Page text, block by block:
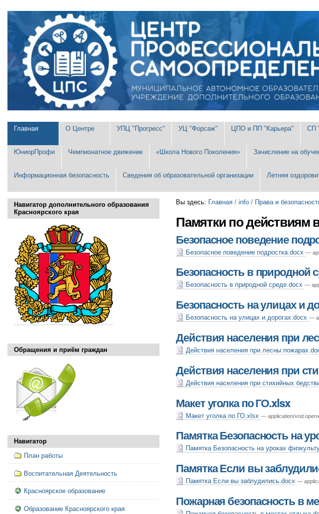
к
содержимому.
Перейти
к
навигации
инструменты
Разделы
Главная О Центре УПЦ "Прогресс" УЦ "Форсаж" ЦПО и ПП "Карьера" СП
ЮниорПрофи Чемпионатное движение «Школа Нового Поколения» Зачисление на
Информационная безопасность Сведения об образовательной организации Летняя
Вы здесь: Главная /info / Права и
Памятки по действиям
Безопасное поведение
Безопасное поведение подростка.docx—
Безопасность в природной
Безопасность в природной среде.docx—
Безопасность на улицах и
Безопасность на улицах и дорогах.docx—
Действия населения при
Действия населения при лесны
Действия населения при
Действия населения при стихийных
Макет уголка по ГО.xlsx
Макет уголка по ГО.xlsx— application/
Памятка Безопасность на
Памятка Безопасность на уроках
Памятка Если вы
Памятка Если вы заблудились.docx—
Пожарная безопасность в
Навигатор дополнительного образования
Красноярского края
Обращения и приём граждан
Навигатор
План работы
Воспитательная Деятельность
Красноярское образование
Образование Красноярского края